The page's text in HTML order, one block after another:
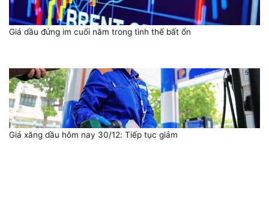
Giá dầu đứng im cuối năm trong tình thế bất ổn
Giá xăng dầu hôm nay 30/12: Tiếp tục giảm